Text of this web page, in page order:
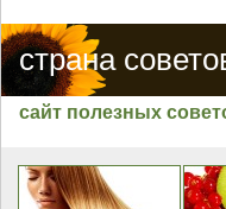
страна
сайт полезных